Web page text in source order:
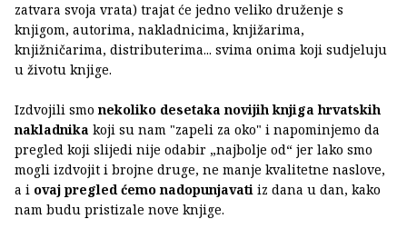
zatvara svoja vrata) trajat će jedno veliko druženje s
knjigom, autorima, nakladnicima, knjižarima,
knjižničarima, distributerima... svima onima koji sudjeluju
u životu knjige.
Izdvojili smonekoliko desetaka novijih knjiga hrvatskih
nakladnika koji su nam "zapeli za oko" i napominjemo da
pregled koji slijedi nije odabir „najbolje od“ jer lako smo
mogli izdvojit i brojne druge, ne manje kvalitetne naslove,
a i ovaj pregled ćemo nadopunjavati iz dana u dan, kako
nam budu pristizale nove knjige.